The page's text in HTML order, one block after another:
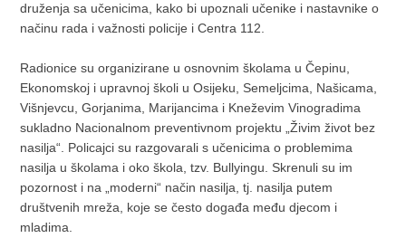
druženja sa učenicima, kako bi upoznali učenike i nastavnike o
načinu rada i važnosti policije i Centra 112.
Radionice su organizirane u osnovnim školama u Čepinu,
Ekonomskoj i upravnoj školi u Osijeku, Semeljcima, Našicama,
Višnjevcu, Gorjanima, Marijancima i Kneževim Vinogradima
sukladno Nacionalnom preventivnom projektu „Živim život bez
nasilja“. Policajci su razgovarali s učenicima o problemima
nasilja u školama i oko škola, tzv. Bullyingu. Skrenuli su im
pozornost i na „moderni“ način nasilja, tj. nasilja putem
društvenih mreža, koje se često događa među djecom i
mladima.